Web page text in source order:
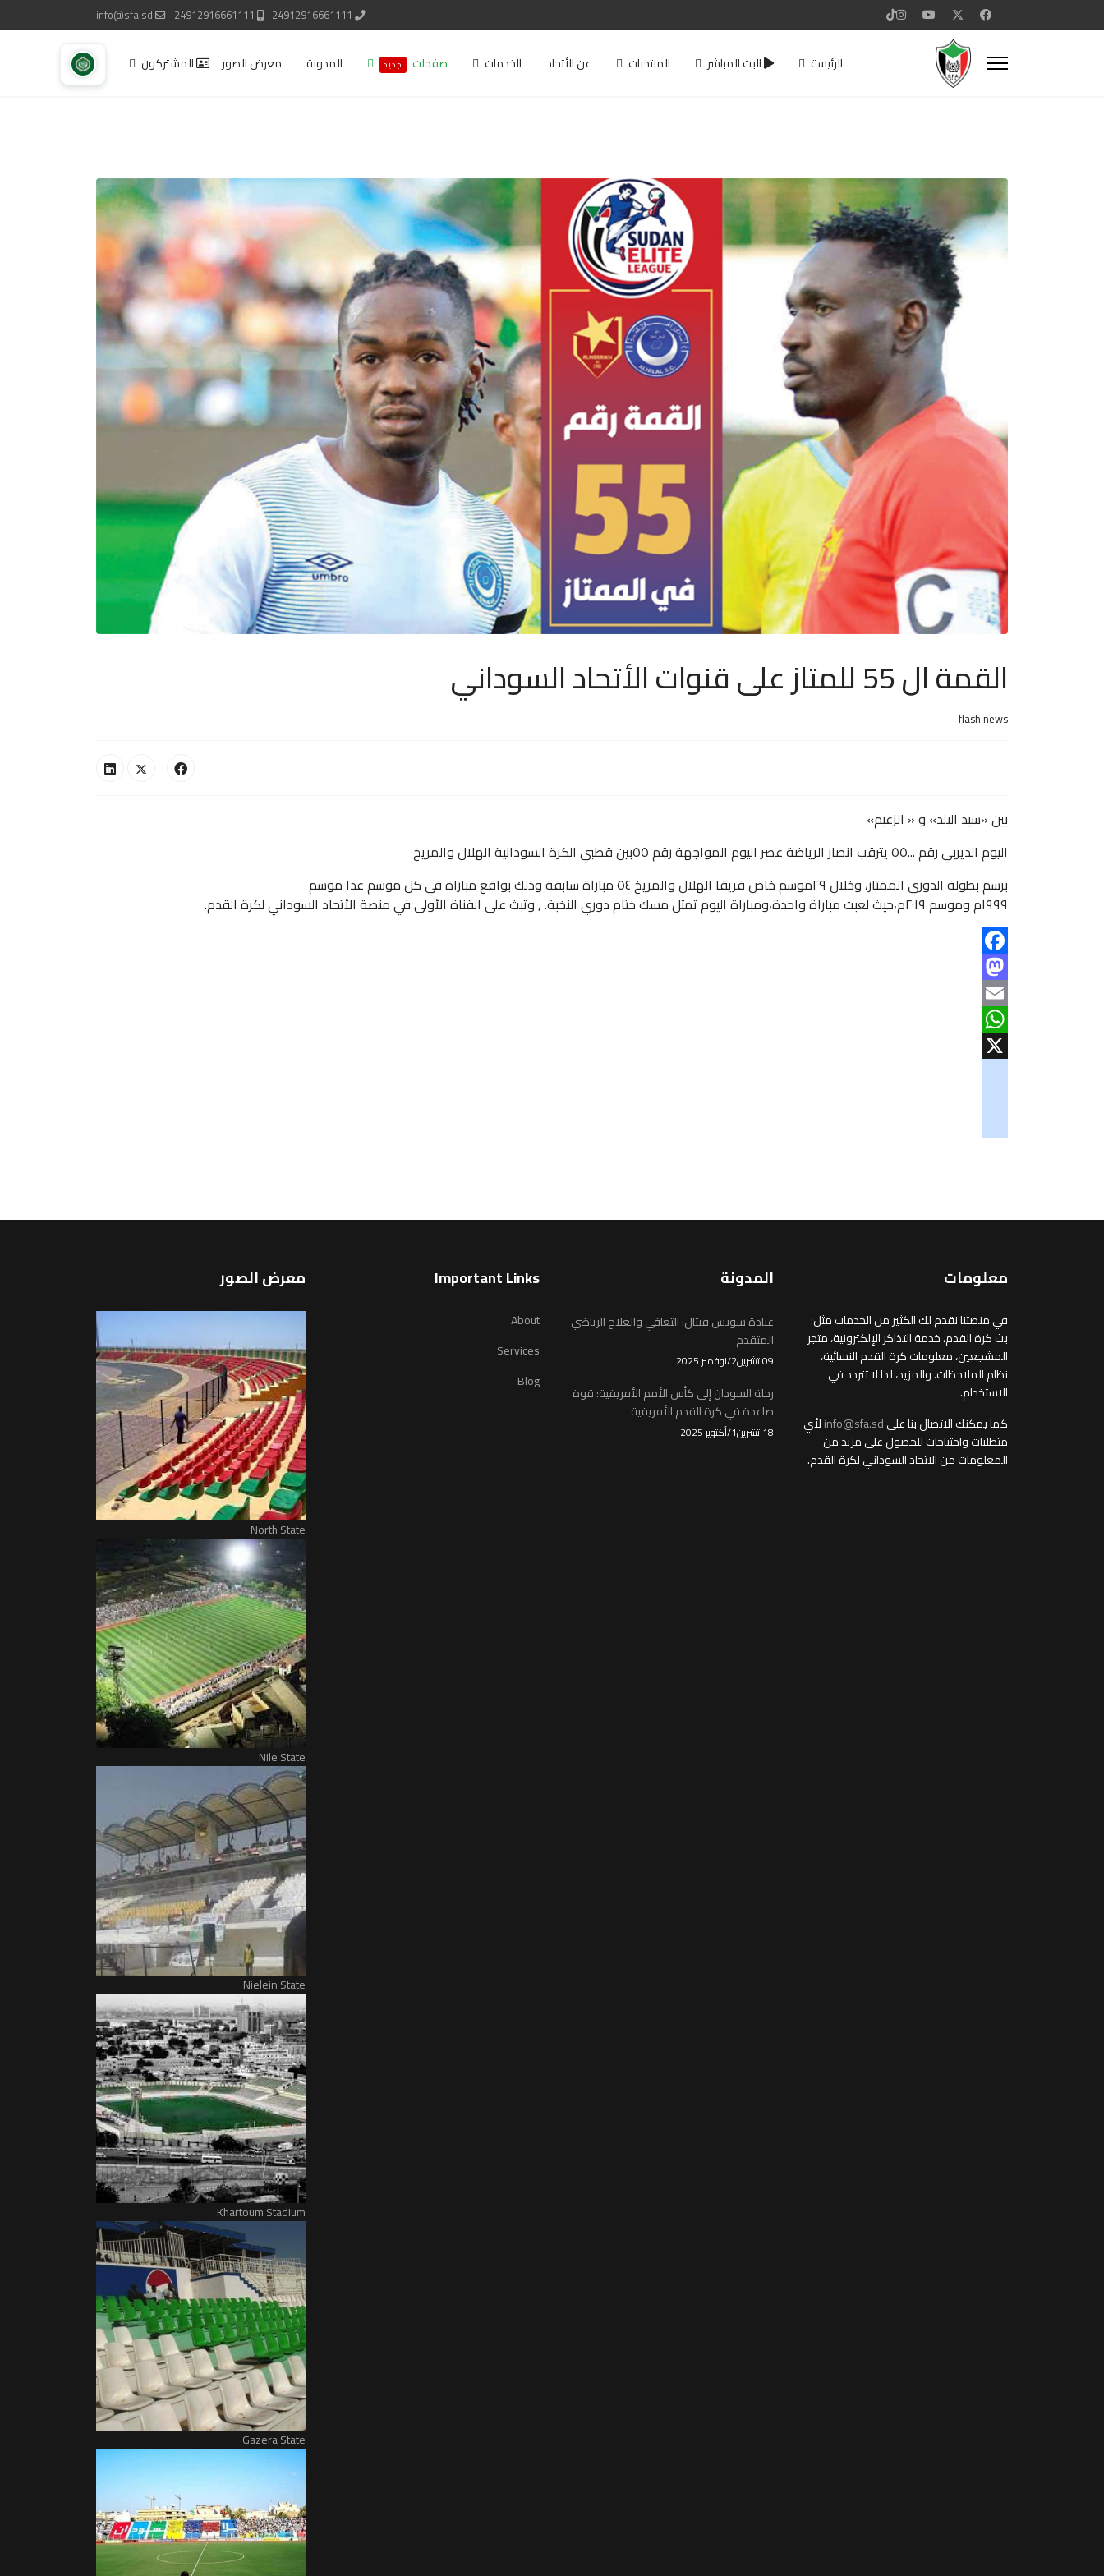
24912916661111
24912916661111
info@sfa.sd
الرئيسة البث المباشر المنتخبات عن الأتحاد الخدمات صفحات جديد المدونة معرض الصور المشتركون
القمة ال 55 للمتاز على قنوات الأتحاد السوداني
flash news
بين «سيد البلد» و « الزعيم»
اليوم الديربي رقم...٥٥ يترقب انصار الرياضة عصر اليوم المواجهة رقم ٥٥بين قطبي الكرة السودانية الهلال والمريخ
برسم بطولة الدوري الممتاز، وخلال ٢٩موسم خاض فريقا الهلال والمريخ ٥٤ مباراة سابقة وذلك بواقع مباراة في كل موسم عدا موسم
١٩٩٩م وموسم ٢٠١٩م،حيث لعبت مباراة واحدة،ومباراة اليوم تمثل مسك ختام دوري النخبة. , وتبث على القناة الأولى في منصة الأتحاد السوداني لكرة القدم.
Facebook
Mastodon
Email
WhatsApp
معلومات
في منصتنا نقدم لك الكثير من الخدمات مثل:
بث كرة القدم، خدمة التذاكر الإلكترونية، متجر
المشجعين، معلومات كرة القدم النسائية،
نظام الملاحظات. والمزيد، لذا لا تتردد في
الاستخدام.
كما يمكنك الاتصال بنا علىinfo@sfa.sdلأي
متطلبات واحتياجات للحصول على مزيد من
المعلومات من الاتحاد السوداني لكرة القدم.
المدونة
عيادة سويس فيتال: التعافي والعلاج الرياضي
المتقدم
09 تشرين2/نوفمبر 2025
رحلة السودان إلى كأس الأمم الأفريقية: قوة
صاعدة في كرة القدم الأفريقية
18 تشرين1/أكتوير 2025
Important Links
About
Services
Blog
معرض الصور
North State
Nile State
Nielein State
Khartoum Stadium
Gazera State